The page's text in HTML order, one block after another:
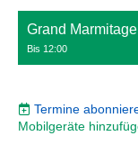
Grand
Bis 12:00
Termine
Mobilgeräte